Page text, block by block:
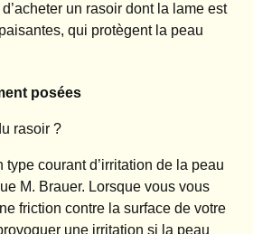
un rasoir dont la lame est
qui protègent la peau
posées
rasoir ?
type courant d’irritation de la peau
M. Brauer. Lorsque vous vous
friction contre la surface de votre
une irritation si la peau